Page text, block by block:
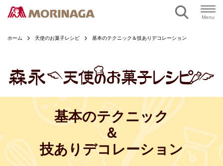
Menu
ホーム 天使のお菓子レシピ 基本のテクニック＆技ありデコレーション
基本のテクニック
＆
技ありデコレーション